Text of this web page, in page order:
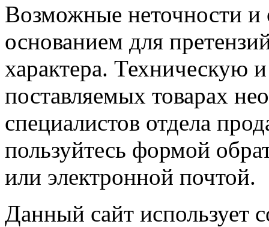
Возможные неточности и
основанием для
характера.
поставляемых товарах
специалистов отдела
пользуйтесь формой
или электронной почтой.
Данный сайт использует